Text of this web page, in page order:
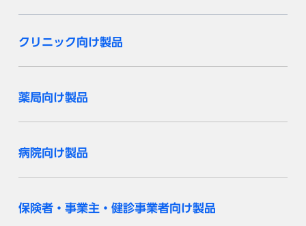
クリニック向け製品
薬局向け製品
病院向け製品
保険者・事業主・健診事業者向け製品